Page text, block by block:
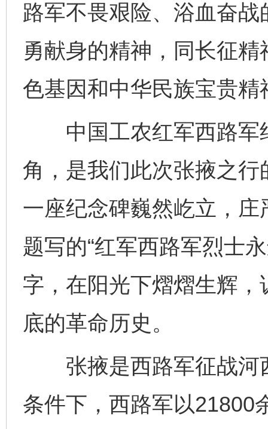
路军不畏艰险、浴血奋
勇献身的精神，同长征
色基因和中华民族宝贵精
中国工农红军西路军
角，是我们此次张掖之
一座纪念碑巍然屹立，
题写的“红军西路军烈士
字，在阳光下熠熠生辉
底的革命历史。
张掖是西路军征战河
条件下，西路军以21800